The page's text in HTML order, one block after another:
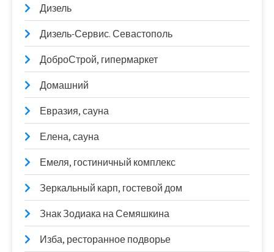
Дизель
Дизель-Сервис. Севастополь
ДоброСтрой, гипермаркет
Домашний
Евразия, сауна
Елена, сауна
Емеля, гостиничный комплекс
Зеркальный карп, гостевой дом
Знак Зодиака на Семяшкина
Изба, ресторанное подворье